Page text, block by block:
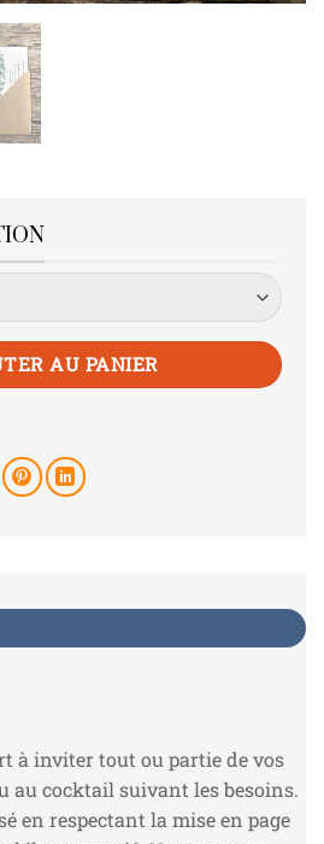
AU PANIER
à inviter tout ou partie de vos
au cocktail suivant les besoins.
en respectant la mise en page